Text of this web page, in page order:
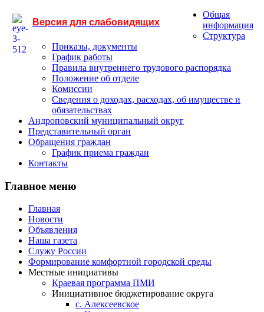
Версия для слабовидящих
Общая
информация
Структура
Приказы, документы
График работы
Правила внутреннего трудового распорядка
Положение об отделе
Комиссии
Сведения о доходах, расходах, об имуществе и
обязательствах
Андроповский муниципальный округ
Представительный орган
Обращения граждан
График приема граждан
Контакты
Главное меню
Главная
Новости
Объявления
Наша газета
Служу России
Формирование комфортной городской среды
Местные инициативы
Краевая программа ПМИ
Инициативное бюджетирование округа
с. Алексеевское